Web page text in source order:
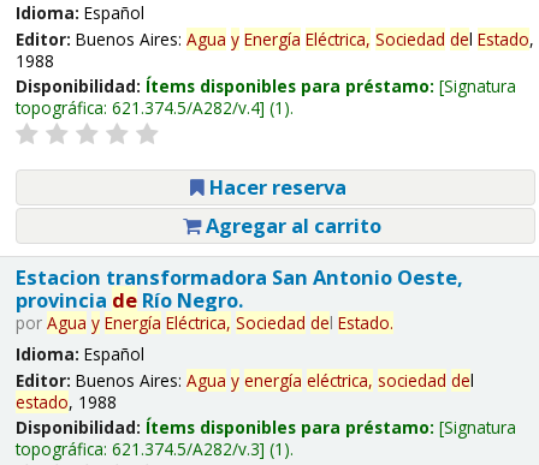
Idioma: Español
Editor: Buenos Aires: Agua y Energía Eléctrica, Sociedad del Estado,
1988
Disponibilidad: Ítems disponibles para préstamo: Signatura
topográfica: 621.374.5/A282/v.4 (1).
Hacer reserva
Agregar al carrito
Estacion transformadora San Antonio Oeste,
provincia deRío Negro.
por Agua y Energía Eléctrica, Sociedad del Estado.
Idioma: Español
Editor: Buenos Aires: Agua y energía eléctrica, sociedad del
estado, 1988
Disponibilidad: Ítems disponibles para préstamo: Signatura
topográfica: 621.374.5/A282/v.3 (1).